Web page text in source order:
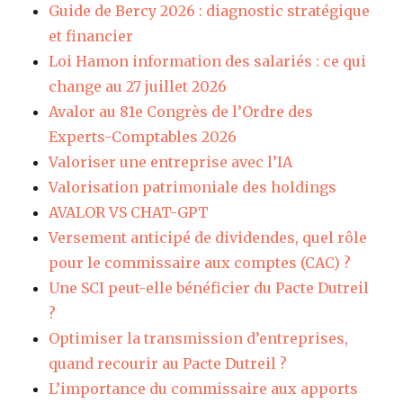
Guide de Bercy 2026 : diagnostic stratégique
et financier
Loi Hamon information des salariés : ce qui
change au 27 juillet 2026
Avalor au 81e Congrès de l’Ordre des
Experts-Comptables 2026
Valoriser une entreprise avec l’IA
Valorisation patrimoniale des holdings
AVALOR VS CHAT-GPT
Versement anticipé de dividendes, quel rôle
pour le commissaire aux comptes (CAC) ?
Une SCI peut-elle bénéficier du Pacte Dutreil
?
Optimiser la transmission d’entreprises,
quand recourir au Pacte Dutreil ?
L’importance du commissaire aux apports